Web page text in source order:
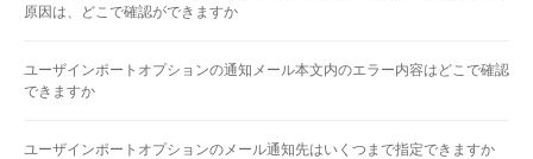
原因は、どこで確認ができますか
ユーザインポートオプションの通知メール本文内のエラー内容はどこで確認
できますか
ユーザインポートオプションのメール通知先はいくつまで指定できますか